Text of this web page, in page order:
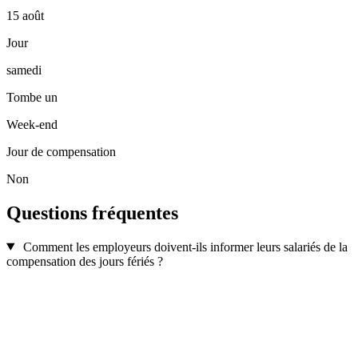
15 août
Jour
samedi
Tombe un
Week-end
Jour de compensation
Non
Questions fréquentes
Comment les employeurs doivent-ils informer leurs salariés de la
compensation des jours fériés ?